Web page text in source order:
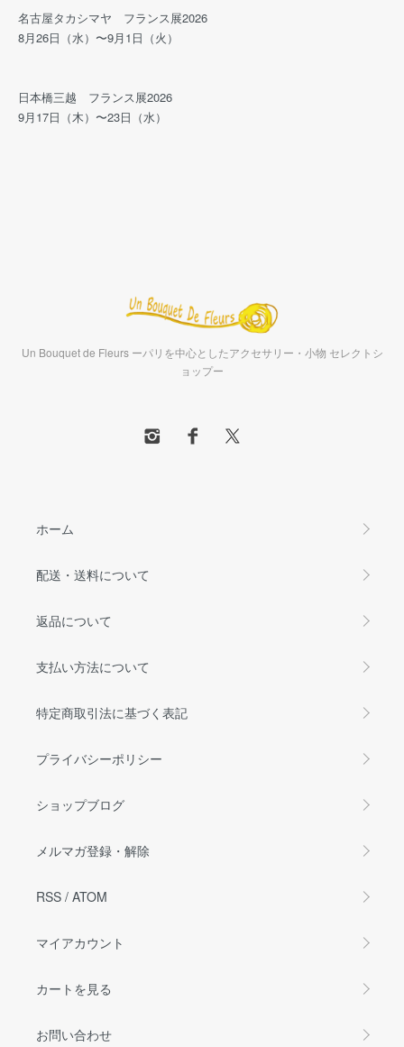
名古屋タカシマヤ フランス展2026
8月26日（水）〜9月1日（火）
日本橋三越 フランス展2026
9月17日（木）〜23日（水）
Un Bouquet de Fleurs ーパリを中心としたアクセサリー・小物 セレクトシ
ョップー
ホーム
配送・送料について
返品について
支払い方法について
特定商取引法に基づく表記
プライバシーポリシー
ショップブログ
メルマガ登録・解除
RSS / ATOM
マイアカウント
カートを見る
お問い合わせ